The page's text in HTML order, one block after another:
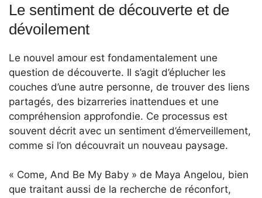
Le sentiment de découverte et de
dévoilement
Le nouvel amour est fondamentalement une
question de découverte. Il s’agit d’éplucher les
couches d’une autre personne, de trouver des liens
partagés, des bizarreries inattendues et une
compréhension approfondie. Ce processus est
souvent décrit avec un sentiment d’émerveillement,
comme si l’on découvrait un nouveau paysage.
« Come, And Be My Baby » de Maya Angelou, bien
que traitant aussi de la recherche de réconfort,